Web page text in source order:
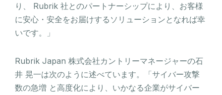
り、 Rubrik 社とのパートナーシップにより、お客様
に安心・安全をお届けするソリューションとなれば幸
いです。」
Rubrik Japan 株式会社カントリーマネージャーの石
井 晃一は次のように述べています。「サイバー攻撃
数の急増 と高度化により、いかなる企業がサイバー